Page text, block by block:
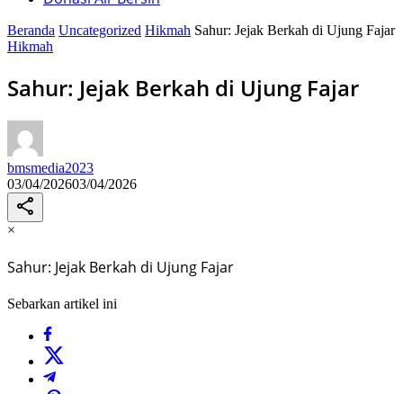
Beranda Uncategorized Hikmah Sahur: Jejak Berkah di Ujung Fajar
Hikmah
Sahur: Jejak Berkah di Ujung Fajar
bmsmedia2023
03/04/202603/04/2026
×
Sahur: Jejak Berkah di Ujung Fajar
Sebarkan artikel ini